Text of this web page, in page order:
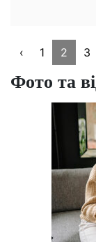
‹ 1 2 3
Фото та